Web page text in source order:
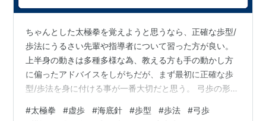
ちゃんとした太極拳を覚えようと思うなら、正確な歩型/
歩法にうるさい先輩や指導者について習った方が良い。
上半身の動きは多種多様な為、教える方も手の動かし方
に偏ったアドバイスをしがちだが、まず最初に正確な歩
型/歩法を身に付ける事が一番大切だと思う。 弓歩の形に
ついてはあまり厳しく教えて居ない様に感じる。 特に、
#太極拳 #虚歩 #海底針 #歩型 #歩法 #弓歩